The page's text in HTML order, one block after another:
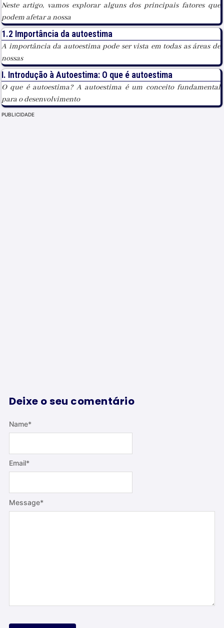
Neste artigo, vamos explorar alguns dos principais fatores que
podem afetar a nossa
1.2 Importância da autoestima
A importância da autoestima pode ser vista em todas as áreas de
nossas
I. Introdução à Autoestima: O que é autoestima
O que é autoestima? A autoestima é um conceito fundamental
para o desenvolvimento
PUBLICIDADE
Deixe o seu comentário
Message*
Name*
Email*